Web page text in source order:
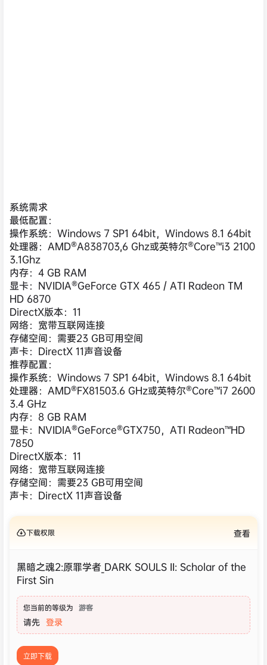
系统需求
最低配置：
操作系统：Windows 7 SP1 64bit，Windows 8.1 64bit
处理器：AMD®A838703,6 Ghz或英特尔®Core™i3 2100
3.1Ghz
内存：4 GB RAM
显卡：NVIDIA®GeForce GTX 465 / ATI Radeon TM
HD 6870
DirectX版本：11
网络：宽带互联网连接
存储空间：需要23 GB可用空间
声卡：DirectX 11声音设备
推荐配置：
操作系统：Windows 7 SP1 64bit，Windows 8.1 64bit
处理器：AMD®FX81503.6 GHz或英特尔®Core™i7 2600
3.4 GHz
内存：8 GB RAM
显卡：NVIDIA®GeForce®GTX750，ATI Radeon™HD
7850
DirectX版本：11
网络：宽带互联网连接
存储空间：需要23 GB可用空间
声卡：DirectX 11声音设备
下载权限 查看
黑暗之魂2:原罪学者_DARK SOULS II: Scholar of the
First Sin
您当前的等级为 游客
请先 登录
立即下载